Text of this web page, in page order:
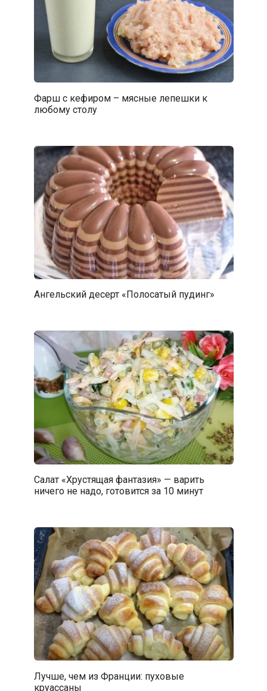
Фарш с кефиром – мясные лепешки к
любому столу
Ангельский десерт «Полосатый пудинг»
Салат «Хрустящая фантазия» — варить
ничего не надо, готовится за 10 минут
Лучше, чем из Франции: пуховые
круассаны